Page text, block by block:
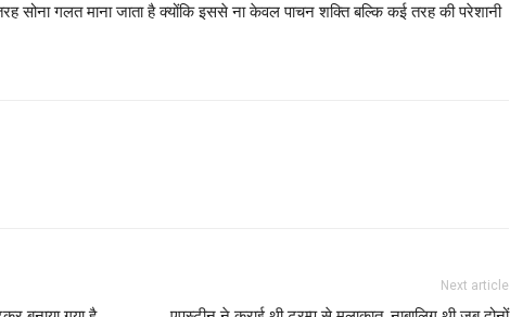
सोना गलत माना जाता है क्योंकि इससे ना केवल पाचन शक्ति बल्कि कई तरह की परेशानी
Next article